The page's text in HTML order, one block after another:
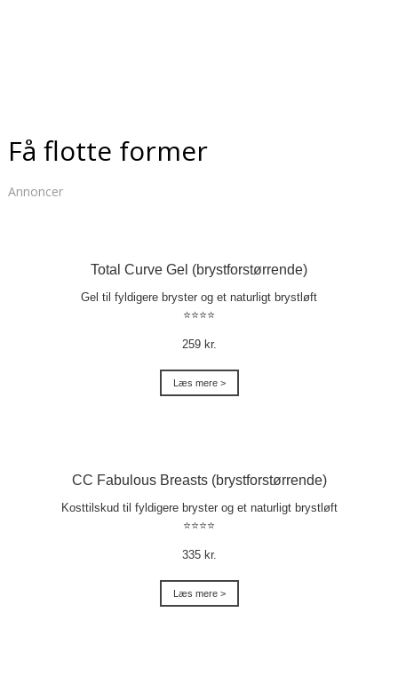
Få flotte former
Annoncer
Total Curve Gel (brystforstørrende)
Gel til fyldigere bryster og et naturligt brystløft
⭐⭐⭐⭐
259 kr.
Læs mere >
CC Fabulous Breasts (brystforstørrende)
Kosttilskud til fyldigere bryster og et naturligt brystløft
⭐⭐⭐⭐
335 kr.
Læs mere >